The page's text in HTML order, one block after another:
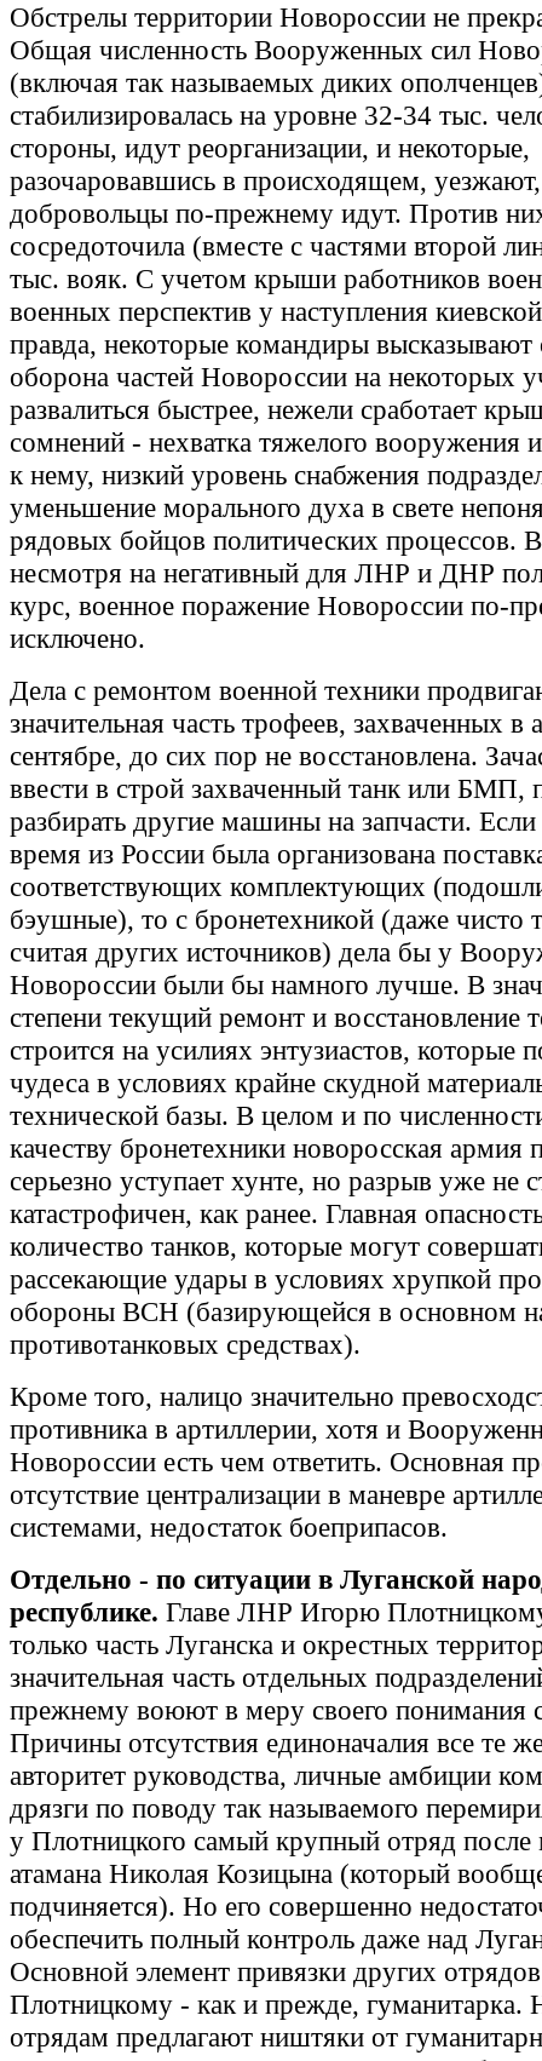
Обстрелы территории Новороссии не
Общая численность Вооруженных сил
(включая так называемых диких
стабилизировалась на уровне 32-34 тыс.
стороны, идут реорганизации, и некоторые,
разочаровавшись в происходящем,
добровольцы по-прежнему идут. Против
сосредоточила (вместе с частями второй
тыс. вояк. С учетом крыши работников
военных перспектив у наступления
правда, некоторые командиры высказывают
оборона частей Новороссии на некоторых
развалиться быстрее, нежели сработает
сомнений - нехватка тяжелого вооружения
к нему, низкий уровень снабжения
уменьшение морального духа в свете
рядовых бойцов политических процессов.
несмотря на негативный для ЛНР и ДНР
курс, военное поражение Новороссии по-
исключено.
Дела с ремонтом военной техники
значительная часть трофеев, захваченных в
сентябре, до сих пор не восстановлена.
ввести в строй захваченный танк или БМП,
разбирать другие машины на запчасти.
время из России была организована
соответствующих комплектующих
бэушные), то с бронетехникой (даже чисто
считая других источников) дела бы у
Новороссии были бы намного лучше. В
степени текущий ремонт и восстановление
строится на усилиях энтузиастов, которые
чудеса в условиях крайне скудной
технической базы. В целом и по
качеству бронетехники новоросская
серьезно уступает хунте, но разрыв уже не
катастрофичен, как ранее. Главная
количество танков, которые могут
рассекающие удары в условиях хрупкой
обороны ВСН (базирующейся в основном
противотанковых средствах).
Кроме того, налицо значительно
противника в артиллерии, хотя и
Новороссии есть чем ответить. Основная
отсутствие централизации в маневре
системами, недостаток боеприпасов.
Отдельно - по ситуации в Луганской
республике. Главе ЛНР Игорю
только часть Луганска и окрестных
значительная часть отдельных
прежнему воюют в меру своего понимания
Причины отсутствия единоначалия все те
авторитет руководства, личные амбиции
дрязги по поводу так называемого
у Плотницкого самый крупный отряд
атамана Николая Козицына (который
подчиняется). Но его совершенно
обеспечить полный контроль даже над
Основной элемент привязки других
Плотницкому - как и прежде, гуманитарка.
отрядам предлагают ништяки от